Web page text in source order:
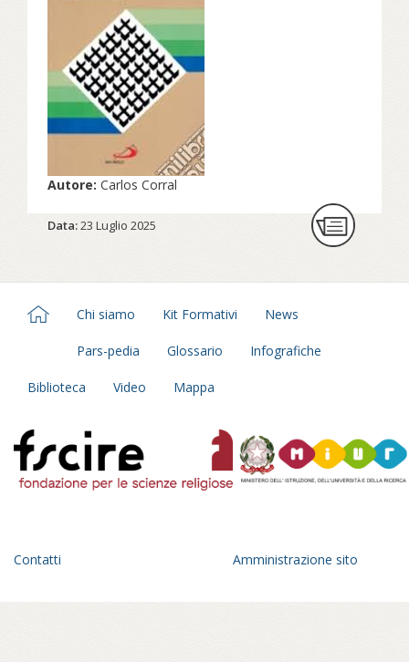
Autore: Carlos Corral
Data:23 Luglio 2025
Chi siamo Kit Formativi News
Pars-pedia Glossario Infografiche
Biblioteca Video Mappa
Contatti Amministrazione sito